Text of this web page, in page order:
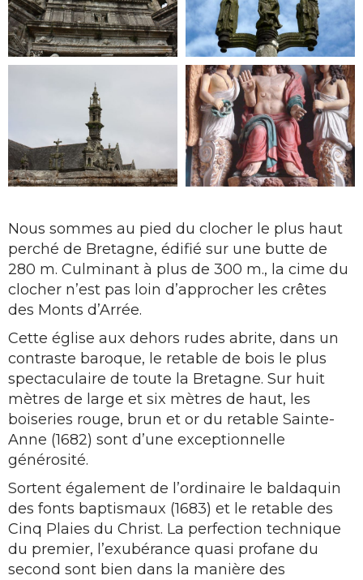
Nous sommes au pied du clocher le plus haut
perché de Bretagne, édifié sur une butte de
280 m. Culminant à plus de 300 m., la cime du
clocher n’est pas loin d’approcher les crêtes
des Monts d’Arrée.
Cette église aux dehors rudes abrite, dans un
contraste baroque, le retable de bois le plus
spectaculaire de toute la Bretagne. Sur huit
mètres de large et six mètres de haut, les
boiseries rouge, brun et or du retable Sainte-
Anne (1682) sont d’une exceptionnelle
générosité.
Sortent également de l’ordinaire le baldaquin
des fonts baptismaux (1683) et le retable des
Cinq Plaies du Christ. La perfection technique
du premier, l’exubérance quasi profane du
second sont bien dans la manière des